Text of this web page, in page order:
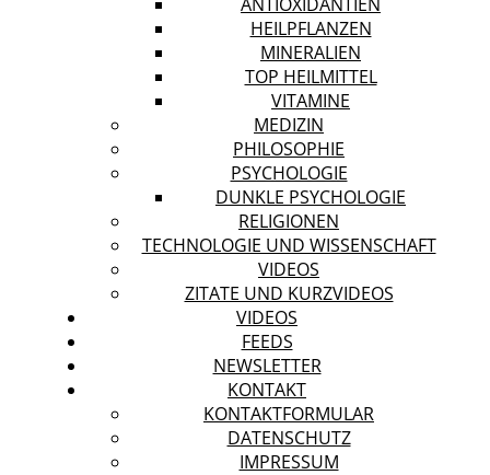
HEILPFLANZEN
MINERALIEN
TOP HEILMITTEL
VITAMINE
MEDIZIN
PHILOSOPHIE
PSYCHOLOGIE
DUNKLE PSYCHOLOGIE
RELIGIONEN
TECHNOLOGIE UND WISSENSCHAFT
VIDEOS
ZITATE UND KURZVIDEOS
VIDEOS
FEEDS
NEWSLETTER
KONTAKT
KONTAKTFORMULAR
DATENSCHUTZ
IMPRESSUM